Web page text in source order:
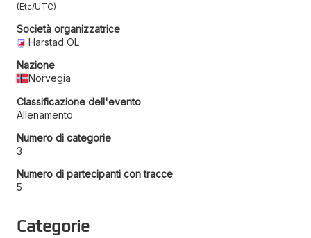
Etc/UTC
Società organizzatrice
Harstad OL
Nazione
Norvegia
Classificazione dell'evento
Allenamento
Numero di categorie
3
Numero di partecipanti con tracce
5
Categorie